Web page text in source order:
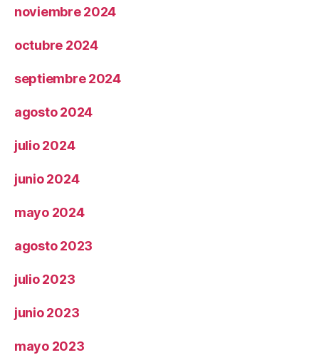
noviembre 2024
octubre 2024
septiembre 2024
agosto 2024
julio 2024
junio 2024
mayo 2024
agosto 2023
julio 2023
junio 2023
mayo 2023